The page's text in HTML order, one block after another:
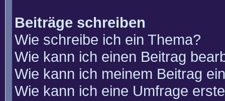
Beiträge schreiben
Wie schreibe ich ein Thema?
Wie kann ich einen Beitrag
Wie kann ich meinem Beitrag
Wie kann ich eine Umfrage